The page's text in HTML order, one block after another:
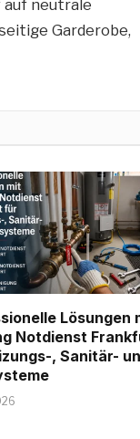
auf neutrale
Garderobe,
Lösungen
Notdienst
, Sanitär-